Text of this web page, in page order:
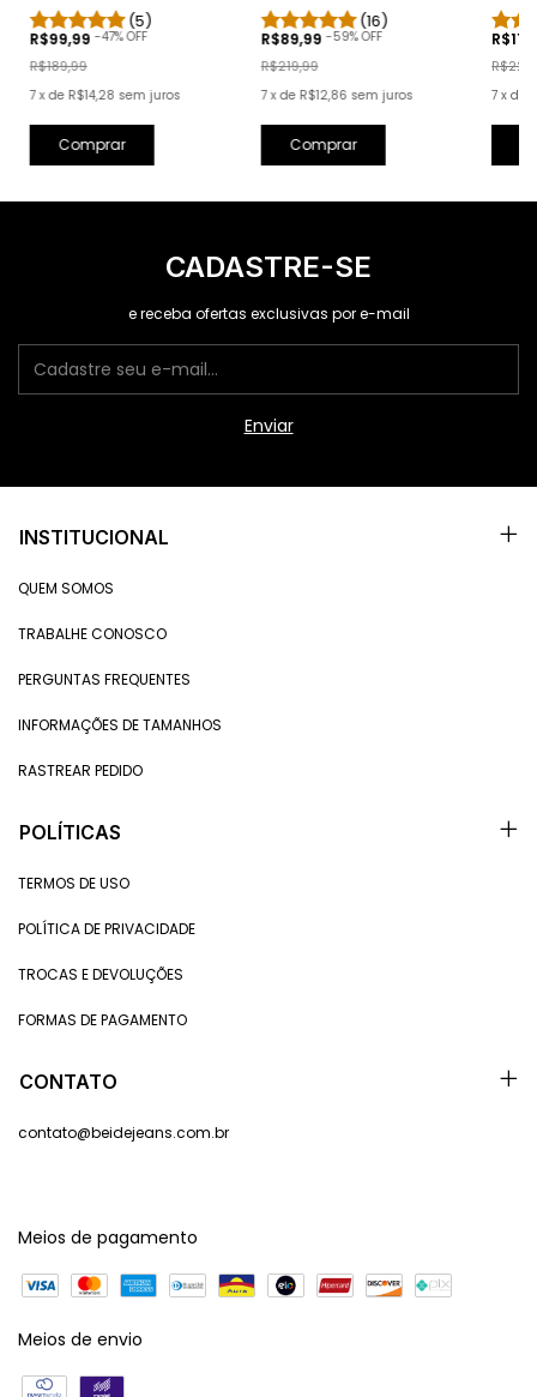
PRETA
(5)
R$99,99 -47% OFF
R$189,99
7 xde R$14,28 sem juros
Comprar
CLÁSSICA
(16)
R$89,99 -59% OFF
R$219,99
7 xde R$12,86 sem juros
Comprar
7 x de
CADASTRE-SE
e receba ofertas exclusivas por e-mail
INSTITUCIONAL
QUEM SOMOS
TRABALHE CONOSCO
PERGUNTAS FREQUENTES
INFORMAÇÕES DE TAMANHOS
RASTREAR PEDIDO
POLÍTICAS
TERMOS DE USO
POLÍTICA DE PRIVACIDADE
TROCAS E DEVOLUÇÕES
FORMAS DE PAGAMENTO
CONTATO
contato@beidejeans.com.br
Meios de pagamento
Meios de envio